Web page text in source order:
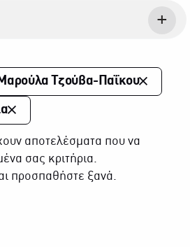
Μαρούλα Τζούβα-Παΐκου
αποτελέσματα που να
σας κριτήρια.
προσπαθήστε ξανά.